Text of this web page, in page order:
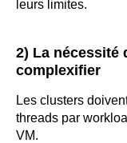
leurs limites.
2) La nécessité
complexifier
Les clusters
threads par
VM.